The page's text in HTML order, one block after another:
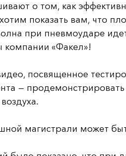
о том, как
показать вам, что
при пневмоударе
компании «Факел»!
посвященное
—
магистрали может